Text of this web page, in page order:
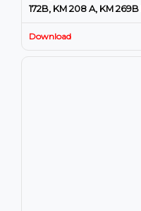
172B, KM 208 A, KM
Download